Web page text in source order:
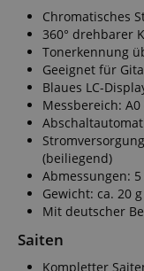
Chromatisches
360° drehbarer
Tonerkennung
Geeignet für
Blaues LC-
Messbereich: A0
(beiliegend)
Abmessungen: 5
Gewicht: ca. 20 g
Mit deutscher
Saiten
Kompletter